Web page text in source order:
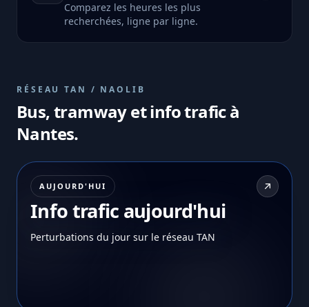
Comparez les heures les plus
recherchées, ligne par ligne.
RÉSEAU TAN / NAOLIB
Bus, tramway et info trafic à
Nantes.
AUJOURD'HUI
Info trafic aujourd'hui
Perturbations du jour sur le réseau TAN